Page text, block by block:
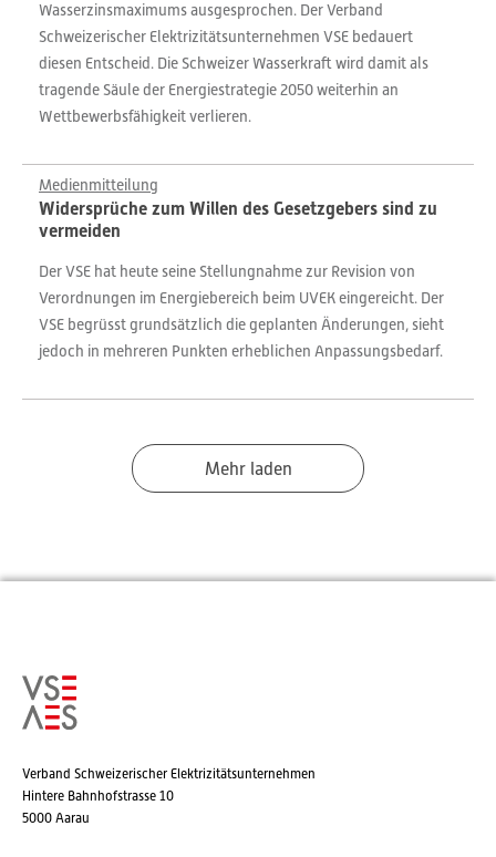
Wasserzinsmaximums ausgesprochen. Der Verband
Schweizerischer Elektrizitätsunternehmen VSE bedauert
diesen Entscheid. Die Schweizer Wasserkraft wird damit als
tragende Säule der Energiestrategie 2050 weiterhin an
Wettbewerbsfähigkeit verlieren.
Medienmitteilung
Widersprüche zum Willen des Gesetzgebers sind zu
vermeiden
Der VSE hat heute seine Stellungnahme zur Revision von
Verordnungen im Energiebereich beim UVEK eingereicht. Der
VSE begrüsst grundsätzlich die geplanten Änderungen, sieht
jedoch in mehreren Punkten erheblichen Anpassungsbedarf.
Mehr laden
Verband Schweizerischer Elektrizitätsunternehmen
Hintere Bahnhofstrasse 10
5000 Aarau